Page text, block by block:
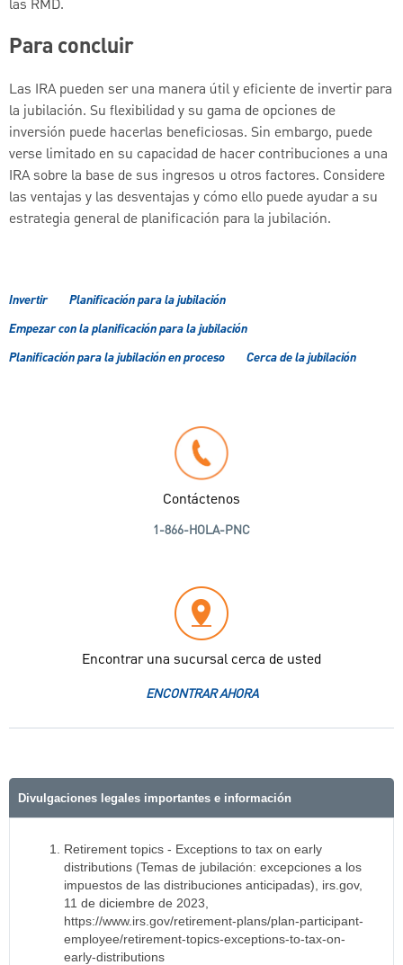
las RMD.
Para concluir
Las IRA pueden ser una manera útil y eficiente de invertir para
la jubilación. Su flexibilidad y su gama de opciones de
inversión puede hacerlas beneficiosas. Sin embargo, puede
verse limitado en su capacidad de hacer contribuciones a una
IRA sobre la base de sus ingresos u otros factores. Considere
las ventajas y las desventajas y cómo ello puede ayudar a su
estrategia general de planificación para la jubilación.
Invertir
Planificación para la jubilación
Empezar con la planificación para la jubilación
Planificación para la jubilación en proceso
Cerca de la jubilación
Contáctenos
1-866-HOLA-PNC
Encontrar una sucursal cerca de usted
ENCONTRAR AHORA
Divulgaciones legales importantes e información
Retirement topics - Exceptions to tax on early
distributions (Temas de jubilación: excepciones a los
impuestos de las distribuciones anticipadas), irs.gov,
11 de diciembre de 2023,
https://www.irs.gov/retirement-plans/plan-participant-
employee/retirement-topics-exceptions-to-tax-on-
early-distributions